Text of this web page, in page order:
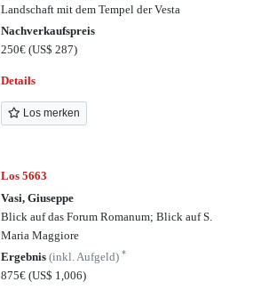
Landschaft mit dem Tempel der Vesta
Nachverkaufspreis
250€(US$ 287)
Details
Los merken
Los 5663
Vasi, Giuseppe
Blick auf das Forum Romanum; Blick auf S.
Maria Maggiore
Ergebnis(inkl. Aufgeld)*
875€(US$ 1,006)